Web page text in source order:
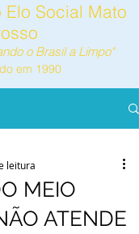
Social Mato
o Brasil a Limpo"
em 1990
MEIO
ATENDE
leitura